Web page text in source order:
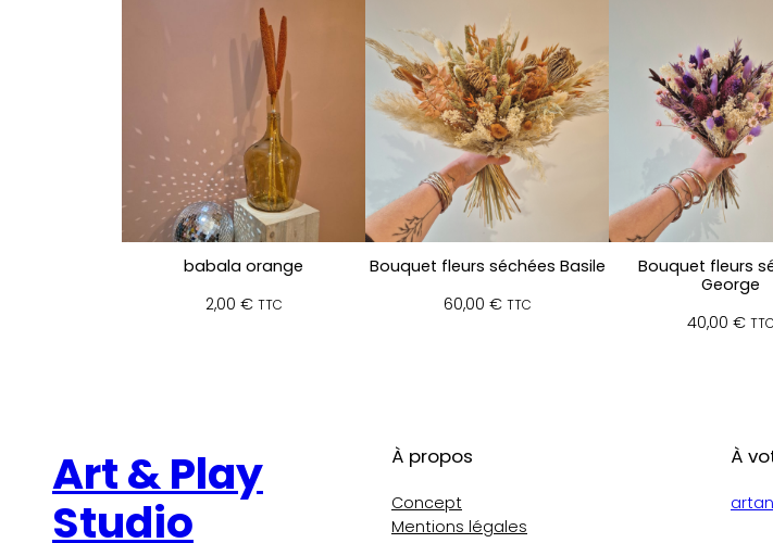
babala orange
2,00 € TTC
Bouquet fleurs séchées Basile
60,00 € TTC
Bouquet fleurs
George
40,00 € TTC
Art & Play
Studio
À propos
Concept
Mentions légales
À